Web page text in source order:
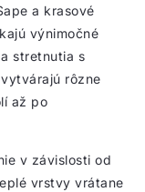
a krasové
výnimočné
stretnutia s
rôzne
až po
v závislosti od
vrstvy vrátane